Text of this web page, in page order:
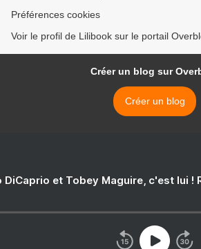
Préférences cookies
Voir le profil de Lilibook sur le portail
Créer un blog sur
Créer un blog
DiCaprio et Tobey Maguire, c'est lui !